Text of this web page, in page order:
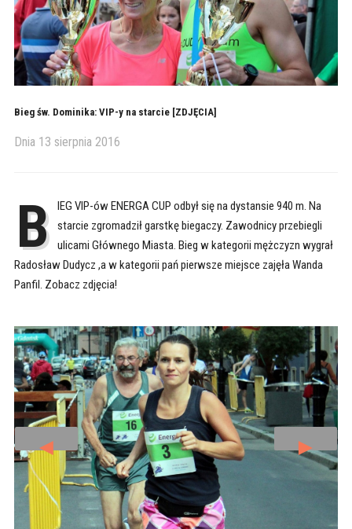
Bieg św. Dominika: VIP-y na starcie [ZDJĘCIA]
Dnia 13 sierpnia 2016
B IEG VIP-ów ENERGA CUP odbył się na dystansie 940 m. Na
starcie zgromadził garstkę biegaczy. Zawodnicy przebiegli
ulicami Głównego Miasta. Bieg w kategorii mężczyzn wygrał
Radosław Dudycz ,a w kategorii pań pierwsze miejsce zajęła Wanda
Panfil. Zobacz zdjęcia!
◄ ►